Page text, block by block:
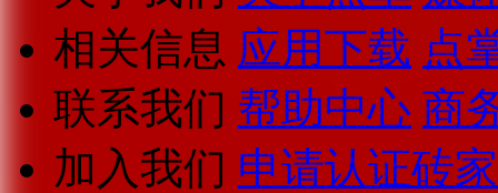
相关信息 应用下载 点
联系我们 帮助中心 商
加入我们 申请认证砖家